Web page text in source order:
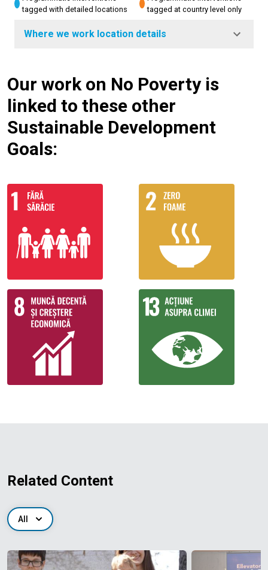
tagged with detailed locations
tagged at country level only
Where we work location details
Our work on No Poverty is
linked to these other
Sustainable Development
Goals:
Related Content
All